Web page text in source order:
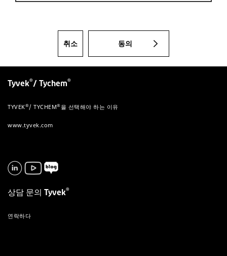
취소 동의
Tyvek®/ Tychem®
TYVEK®/ TYCHEM®을 선택해야 하는 이유
www.tyvek.com
상담 문의 Tyvek®
연락하다